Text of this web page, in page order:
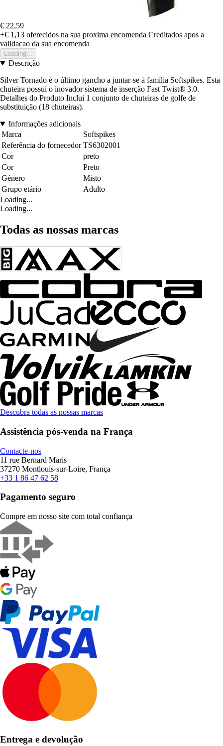
€ 22,59
+€ 1,13 oferecidos na sua proxima encomenda Creditados apos a
validacao da sua encomenda
Loading...
Descrição
Silver Tornado é o último gancho a juntar-se à família Softspikes. Esta
chuteira possui o inovador sistema de inserção Fast Twist® 3.0.
Detalhes do Produto Inclui 1 conjunto de chuteiras de golfe de
substituição (18 chuteiras).
Informações adicionais
Marca
Softspikes
Referência do fornecedor TS6302001
Cor
preto
Cor
Preto
Género
Misto
Grupo etário
Adulto
Loading...
Loading...
Todas as nossas marcas
Descubra todas as nossas marcas
Assistência pós-venda na França
Contacte-nos
11 rue Bernard Maris
37270 Montlouis-sur-Loire, França
+33 1 86 47 62 58
Pagamento seguro
Compre em nosso site com total confiança
Entrega e devolução